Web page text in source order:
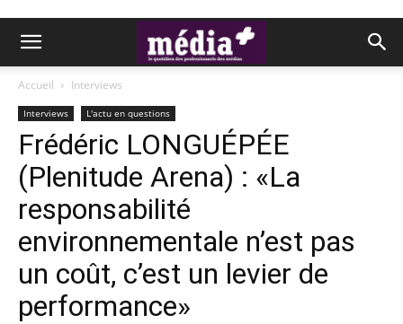
Accueil Interviews
Interviews L'actu en questions
Frédéric LONGUÉPÉE
(Plenitude Arena) : «La
responsabilité
environnementale n’est pas
un coût, c’est un levier de
performance»